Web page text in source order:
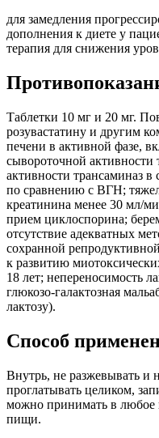
для замедления
дополнения к диете у
терапия для снижения
Таблетки 10 мг и 20 мг.
розувастатину и другим
печени в активной фазе,
сывороточной
активности трансаминаз в
по сравнению с ВГН;
креатинина менее 30 мл/
прием циклоспорина;
отсутствие адекватных
сохранной
к развитию
18 лет; непереносимость
глюкозо-галактозная
лактозу).
Способ
Внутрь, не разжевывать и
проглатывать целиком,
можно принимать в любое
пищи.